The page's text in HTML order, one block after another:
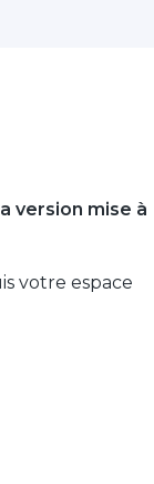
version mise à
votre espace